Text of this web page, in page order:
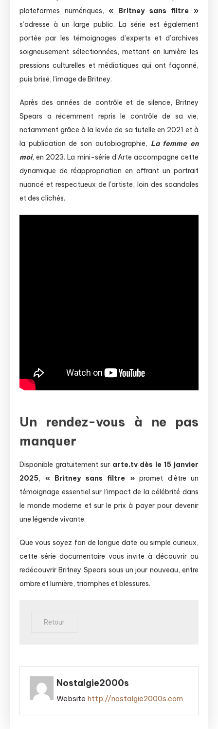
plateformes numériques,« Britney sans filtre »
s’adresse à un large public. La série est également
portée par les témoignages d’experts et d’archives
soigneusement sélectionnées, mettant en lumière les
pressions culturelles et médiatiques qui ont façonné,
puis brisé, l’image de Britney.
Après des années de contrôle et de silence, Britney
Spears a récemment repris le contrôle de sa vie,
notamment grâce à la levée de sa tutelle en 2021 et à
la publication de son autobiographie, La femme en
moi, en 2023. La mini-série d’Arte accompagne cette
dynamique de réappropriation en offrant un portrait
nuancé et respectueux de l’artiste, loin des scandales
et des clichés.
Un rendez-vous à ne pas
manquer
Disponible gratuitement sur arte.tv dès le 15 janvier
2025, « Britney sans filtre »promet d’être un
témoignage essentiel sur l’impact de la célébrité dans
le monde moderne et sur le prix à payer pour devenir
une légende vivante.
Que vous soyez fan de longue date ou simple curieux,
cette série documentaire vous invite à découvrir ou
redécouvrir Britney Spears sous un jour nouveau, entre
ombre et lumière, triomphes et blessures.
Nostalgie2000s
Website http://nostalgie2000s.com